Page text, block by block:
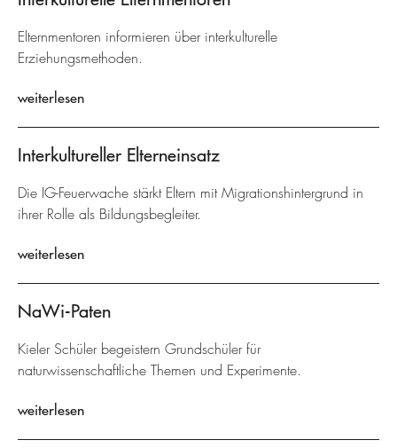
Elternmentoren informieren über interkulturelle
Erziehungsmethoden.
weiterlesen
Interkultureller Elterneinsatz
Die IG-Feuerwache stärkt Eltern mit Migrationshintergrund in
ihrer Rolle als Bildungsbegleiter.
weiterlesen
NaWi-Paten
Kieler Schüler begeistern Grundschüler für
naturwissenschaftliche Themen und Experimente.
weiterlesen